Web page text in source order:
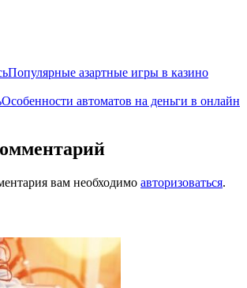
Популярные азартные игры в казино
Особенности автоматов на деньги в онлайн
вам необходимо авторизоваться.